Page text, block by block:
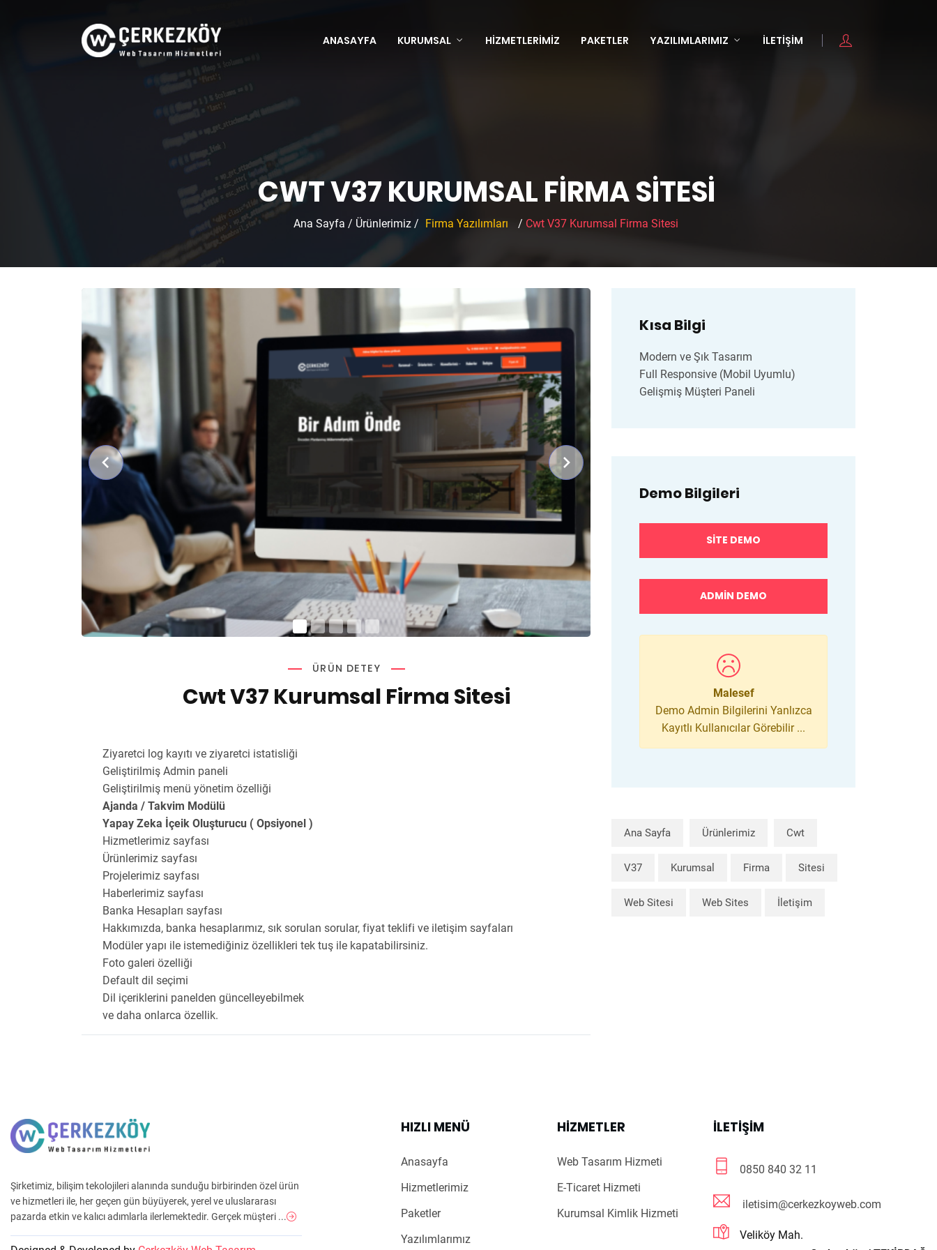
ANASAYFA KURUMSAL HIZMETLERIMIZ PAKETLER YAZILIMLARIMIZ İLETIŞIM
CWT V37 KURUMSAL FIRMA SITESI
Ana Sayfa / Ürünlerimiz / Firma Yazılımları / Cwt V37 Kurumsal Firma Sitesi
ÜRÜN DETEY
Cwt V37 Kurumsal Firma Sitesi
Ziyaretci log kayıtı ve ziyaretci istatisliği
Geliştirilmiş Admin paneli
Geliştirilmiş menü yönetim özelliği
Ajanda / Takvim Modülü
Yapay Zeka İçeik Oluşturucu ( Opsiyonel )
Hizmetlerimiz sayfası
Ürünlerimiz sayfası
Projelerimiz sayfası
Haberlerimiz sayfası
Banka Hesapları sayfası
Hakkımızda, banka hesaplarımız, sık sorulan sorular, fiyat teklifi ve iletişim sayfaları
Modüler yapı ile istemediğiniz özellikleri tek tuş ile kapatabilirsiniz.
Foto galeri özelliği
Default dil seçimi
Dil içeriklerini panelden güncelleyebilmek
ve daha onlarca özellik.
Kısa Bilgi
Modern ve Şık Tasarım
Full Responsive (Mobil Uyumlu)
Gelişmiş Müşteri Paneli
Demo Bilgileri
SITE DEMO
ADMIN DEMO
Malesef
Demo Admin Bilgilerini Yanlızca
Kayıtlı Kullanıcılar Görebilir ...
Ana Sayfa Ürünlerimiz Cwt
V37 Kurumsal Firma Sitesi
Web Sitesi Web Sites İletişim
Şirketimiz, bilişim tekolojileri alanında sunduğu birbirinden özel ürün
ve hizmetleri ile, her geçen gün büyüyerek, yerel ve uluslararası
pazarda etkin ve kalıcı adımlarla ilerlemektedir. Gerçek müşteri ...
HIZLI MENÜ
Anasayfa
Hizmetlerimiz
Paketler
Yazılımlarımız
HIZMETLER
Web Tasarım Hizmeti
E-Ticaret Hizmeti
Kurumsal Kimlik Hizmeti
İLETIŞIM
0850 840 32 11
iletisim@cerkezkoyweb.com
Veliköy Mah.